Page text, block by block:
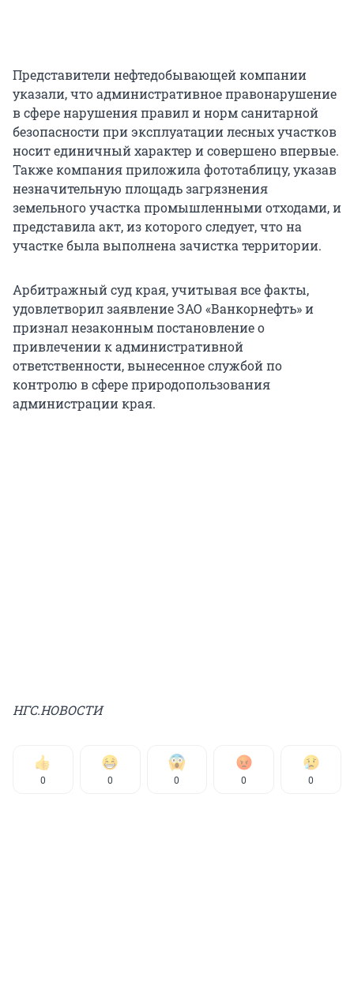
Представители нефтедобывающей компании
указали, что административное правонарушение
в сфере нарушения правил и норм санитарной
безопасности при эксплуатации лесных участков
носит единичный характер и совершено впервые.
Также компания приложила фототаблицу, указав
незначительную площадь загрязнения
земельного участка промышленными отходами, и
представила акт, из которого следует, что на
участке была выполнена зачистка территории.
Арбитражный суд края, учитывая все факты,
удовлетворил заявление ЗАО «Ванкорнефть» и
признал незаконным постановление о
привлечении к административной
ответственности, вынесенное службой по
контролю в сфере природопользования
администрации края.
НГС.НОВОСТИ
0 0 0 0 0